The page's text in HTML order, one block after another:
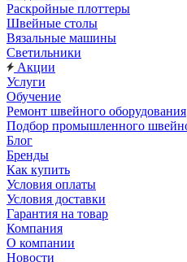
Раскройные плоттеры
Швейные столы
Вязальные машины
Светильники
Акции
Услуги
Обучение
Ремонт швейного оборудования
Подбор промышленного
Блог
Бренды
Как купить
Условия оплаты
Условия доставки
Гарантия на товар
Компания
О компании
Новости